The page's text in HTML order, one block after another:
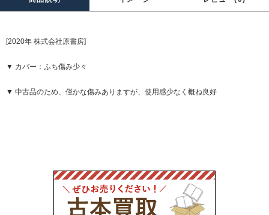
[2020年 株式会社原書房]
▼ カバー：ふち傷み少々
▼ 中古品のため、僅かな傷みありますが、使用感少なく概ね良好